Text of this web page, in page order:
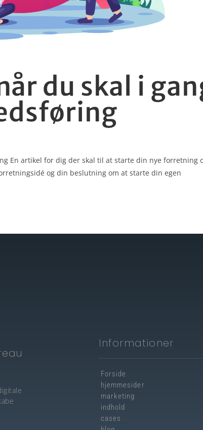
du skal i
En artikel for dig der skal til at starte din nye forretning
og din beslutning om at starte din egen
Informationer
Forside
hjemmesider
marketing
indhold
cases